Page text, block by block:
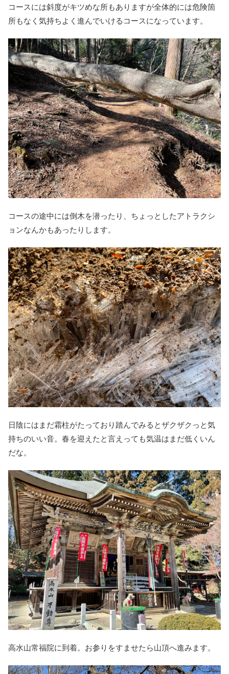
コースには斜度がキツめな所もありますが全体的には危険箇
所もなく気持ちよく進んでいけるコースになっています。
コースの途中には倒木を潜ったり、ちょっとしたアトラクシ
ョンなんかもあったりします。
日陰にはまだ霜柱がたっており踏んでみるとザクザクっと気
持ちのいい音。春を迎えたと言えっても気温はまだ低くいん
だな。
高水山常福院に到着。お参りをすませたら山頂へ進みます。